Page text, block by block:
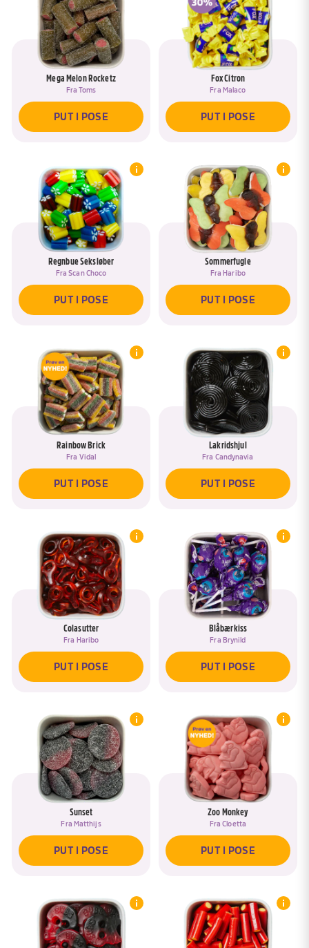
Mega Melon Rocketz
Fra Toms
PUT I POSE
Fox Citron
Fra Malaco
PUT I POSE
Regnbue Seksløber
FraScan Choco
PUT I POSE
Sommerfugle
Fra Haribo
PUT I POSE
Rainbow Brick
Fra Vidal
PUT I POSE
Lakridshjul
Fra Candynavia
PUT I POSE
Colasutter
Fra Haribo
PUT I POSE
Blåbærkiss
Fra Brynild
PUT I POSE
Sunset
Fra Matthijs
PUT I POSE
Zoo Monkey
FraCloetta
PUT I POSE
JA, TILFØJ TIL <SPAN DATA-ASK-
RENAME-TITLE>{{POSE}}</SPAN>
NEJ, NAVNGIV EN NY POSE